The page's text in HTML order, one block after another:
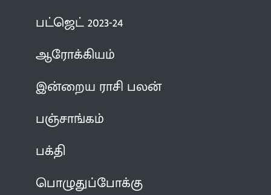
பட்ஜெட் 2023-24
ஆரோக்கியம்
இன்றைய ராசி பலன்
பஞ்சாங்கம்
பக்தி
பொழுதுப்போக்கு